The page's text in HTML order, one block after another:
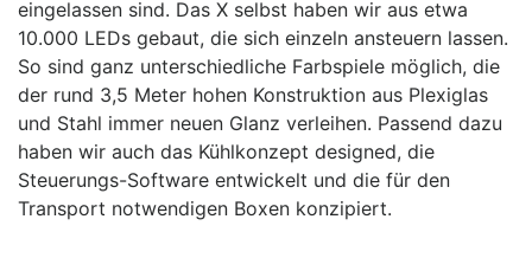
eingelassen sind. Das X selbst haben wir aus etwa
10.000 LEDs gebaut, die sich einzeln ansteuern lassen.
So sind ganz unterschiedliche Farbspiele möglich, die
der rund 3,5 Meter hohen Konstruktion aus Plexiglas
und Stahl immer neuen Glanz verleihen. Passend dazu
haben wir auch das Kühlkonzept designed, die
Steuerungs-Software entwickelt und die für den
Transport notwendigen Boxen konzipiert.